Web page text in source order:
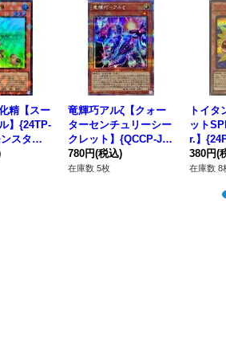
精【スー
】{24TP-
スタ
竜輝巧アルζ【クォー
ターセンチュリーシー
クレット】{QCCP-JP
178}《モンスター》
780円(税込)
在庫数 5枚
トイタ
ット
r.】
ンスタ
380円(
在庫数 8